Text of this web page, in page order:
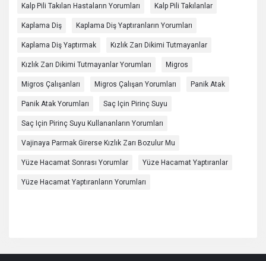
Kalp Pili Takılan Hastaların Yorumları Kalp Pili Takılanlar
Kaplama Diş Kaplama Diş Yaptıranların Yorumları
Kaplama Diş Yaptırmak Kızlık Zarı Dikimi Tutmayanlar
Kızlık Zarı Dikimi Tutmayanlar Yorumları Migros
Migros Çalışanları Migros Çalışan Yorumları Panik Atak
Panik Atak Yorumları Saç Için Pirinç Suyu
Saç Için Pirinç Suyu Kullananların Yorumları
Vajinaya Parmak Girerse Kızlık Zarı Bozulur Mu
Yüze Hacamat Sonrası Yorumlar Yüze Hacamat Yaptıranlar
Yüze Hacamat Yaptıranların Yorumları